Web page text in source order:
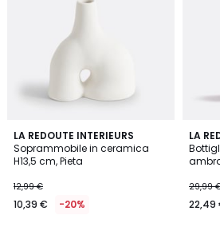
LA REDOUTE INTERIEURS
Soprammobile in ceramica
H13,5 cm, Pieta
12,99 €
10,39 € -20%
5
/
5
LA
29,99
22,49
4,8
/ 5